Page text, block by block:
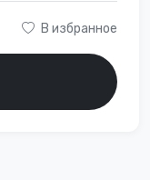
В избранное